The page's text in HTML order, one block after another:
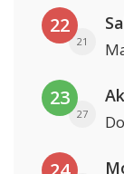
22
21
23
27